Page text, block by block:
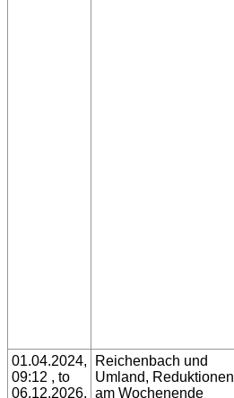
01.04.2024,
09:12 , to
06.12.2026,
Reichenbach und
Umland, Reduktionen
am Wochenende